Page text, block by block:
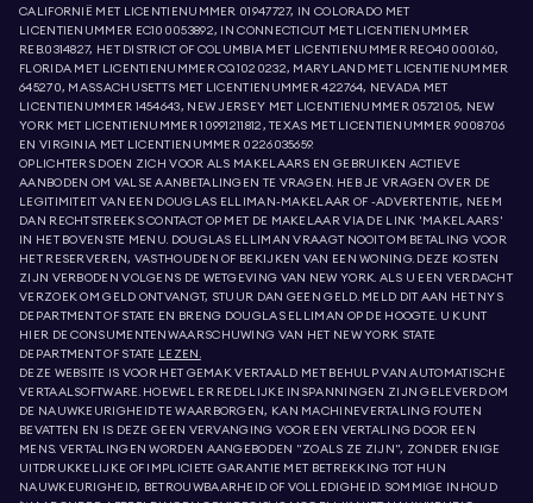
CALIFORNIË MET LICENTIENUMMER 01947727, IN COLORADO MET
LICENTIENUMMER EC100053892, IN CONNECTICUT MET LICENTIENUMMER
REB.0314827, HET DISTRICT OF COLUMBIA MET LICENTIENUMMER REO40000160,
FLORIDA MET LICENTIENUMMER CQ1020232, MARYLAND MET LICENTIENUMMER
645270, MASSACHUSETTS MET LICENTIENUMMER 422764, NEVADA MET
LICENTIENUMMER 1454643, NEW JERSEY MET LICENTIENUMMER 0572105, NEW
YORK MET LICENTIENUMMER 10991211812, TEXAS MET LICENTIENUMMER 9008706
EN VIRGINIA MET LICENTIENUMMER 0226035659.
OPLICHTERS DOEN ZICH VOOR ALS MAKELAARS EN GEBRUIKEN ACTIEVE
AANBODEN OM VALSE AANBETALINGEN TE VRAGEN. HEB JE VRAGEN OVER DE
LEGITIMITEIT VAN EEN DOUGLAS ELLIMAN-MAKELAAR OF -ADVERTENTIE, NEEM
DAN RECHTSTREEKS CONTACT OP MET DE MAKELAAR VIA DE LINK 'MAKELAARS'
IN HET BOVENSTE MENU. DOUGLAS ELLIMAN VRAAGT NOOIT OM BETALING VOOR
HET RESERVEREN, VASTHOUDEN OF BEKIJKEN VAN EEN WONING. DEZE KOSTEN
ZIJN VERBODEN VOLGENS DE WETGEVING VAN NEW YORK. ALS U EEN VERDACHT
VERZOEK OM GELD ONTVANGT, STUUR DAN GEEN GELD. MELD DIT AAN HET NYS
DEPARTMENT OF STATE EN BRENG DOUGLAS ELLIMAN OP DE HOOGTE. U KUNT
HIER DE CONSUMENTENWAARSCHUWING VAN HET NEW YORK STATE
DEPARTMENT OF STATE LEZEN.
DEZE WEBSITE IS VOOR HET GEMAK VERTAALD MET BEHULP VAN AUTOMATISCHE
VERTAALSOFTWARE. HOEWEL ER REDELIJKE INSPANNINGEN ZIJN GELEVERD OM
DE NAUWKEURIGHEID TE WAARBORGEN, KAN MACHINEVERTALING FOUTEN
BEVATTEN EN IS DEZE GEEN VERVANGING VOOR EEN VERTALING DOOR EEN
MENS. VERTALINGEN WORDEN AANGEBODEN "ZOALS ZE ZIJN", ZONDER ENIGE
UITDRUKKELIJKE OF IMPLICIETE GARANTIE MET BETREKKING TOT HUN
NAUWKEURIGHEID, BETROUWBAARHEID OF VOLLEDIGHEID. SOMMIGE INHOUD